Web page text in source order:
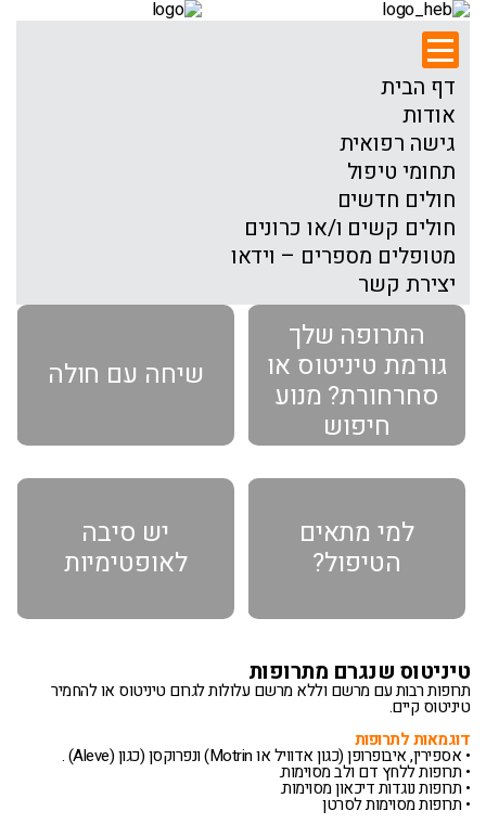
דף הבית
אודות
גישה רפואית
תחומי טיפול
חולים חדשים
חולים קשים ו/או כרונים
מטופלים מספרים – וידאו
יצירת קשר
שיחה עם חולה
התרופה שלך
גורמת טיניטוס או
סחרחורת? מנוע
חיפוש
יש סיבה
לאופטימיות
למי מתאים
הטיפול?
טיניטוס שנגרם מתרופות
תרופות רבות עם מרשם וללא מרשם עלולות לגרום טיניטוס או להחמיר
טיניטוס קיים.
דוגמאות לתרופות
• אספירין, איבופרופן (כגון אדוויל או Motrin) ונפרוקסן (כגון (Aleve) .
• תרופות ללחץ דם ולב מסוימות.
• תרופות נוגדות דיכאון מסוימות.
• תרופות מסוימות לסרטן